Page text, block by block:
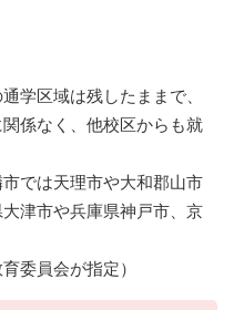
学区域は残したままで、
係なく、他校区からも就
では天理市や大和郡山市
津市や兵庫県神戸市、京
委員会が指定）